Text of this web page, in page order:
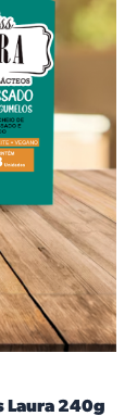
Laura 240g